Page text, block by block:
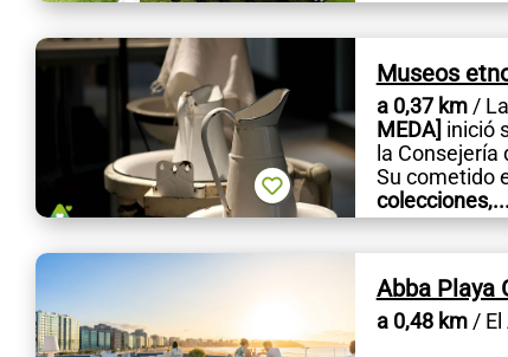
Museos
a 0,37 km/ La
MEDA] inició
la
Su cometido
colecciones,...
Abba Playa
a 0,48 km/ El